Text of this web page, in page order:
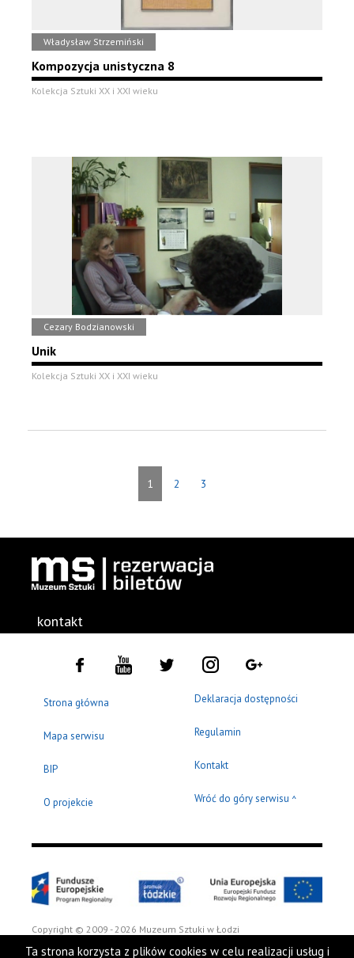
Władysław Strzemiński
Kompozycja unistyczna 8
Kolekcja Sztuki XX i XXI wieku
Cezary Bodzianowski
Unik
Kolekcja Sztuki XX i XXI wieku
1 2 3
kontakt
Strona główna
Mapa serwisu
BIP
O projekcie
Deklaracja dostępności
Regulamin
Kontakt
Wróć do góry serwisu ^
Copyright © 2009 - 2026 Muzeum Sztuki w Łodzi
Ta strona korzysta z plików cookies w celu realizacji usług i